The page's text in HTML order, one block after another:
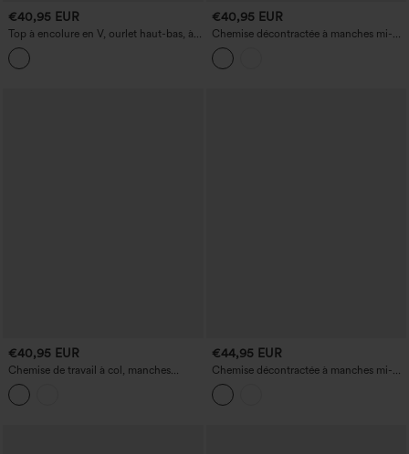
€40,95 EUR
Top à encolure en V, ourlet haut-bas, à
rayures imprimées, au style décontracté
€40,95 EUR
Chemise décontractée à manches mi-
longues à effet lin avec poche
€40,95 EUR
Chemise de travail à col, manches
longues, taille ajustable et cintrée
€44,95 EUR
Chemise décontractée à manches mi-
longues en mélange de lin